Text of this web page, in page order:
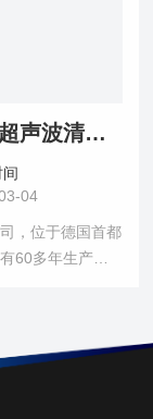
波清洗机
04
，位于德国首都
60多年生产经